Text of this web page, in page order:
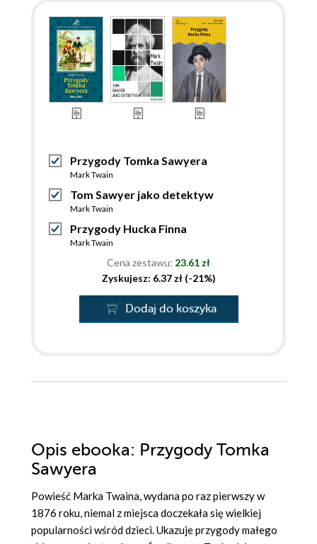
Przygody Tomka Sawyera
Mark Twain
Tom Sawyer jako detektyw
Mark Twain
Przygody Hucka Finna
Mark Twain
Cena zestawu: 23.61 zł
Zyskujesz: 6.37 zł (-21%)
Dodaj do koszyka
Opis ebooka: Przygody Tomka
Sawyera
Powieść Marka Twaina, wydana po raz pierwszy w
1876 roku, niemal z miejsca doczekała się wielkiej
popularności wśród dzieci. Ukazuje przygody małego